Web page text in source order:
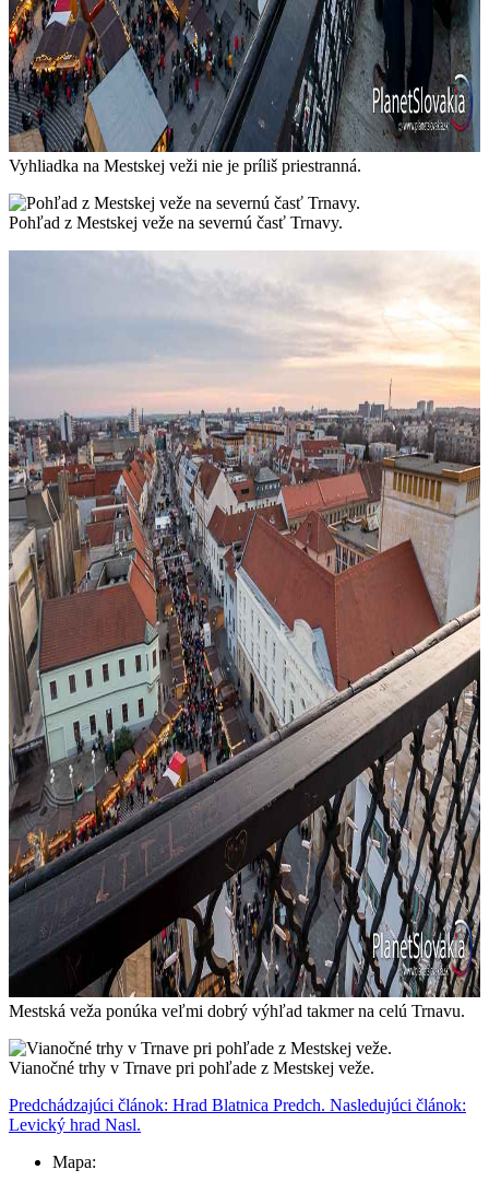
Vyhliadka na Mestskej veži nie je príliš priestranná.
Pohľad z Mestskej veže na severnú časť Trnavy.
Mestská veža ponúka veľmi dobrý výhľad takmer na celú Trnavu.
Vianočné trhy v Trnave pri pohľade z Mestskej veže.
Predchádzajúci článok: Hrad Blatnica Predch. Nasledujúci článok:
Levický hrad Nasl.
Mapa: